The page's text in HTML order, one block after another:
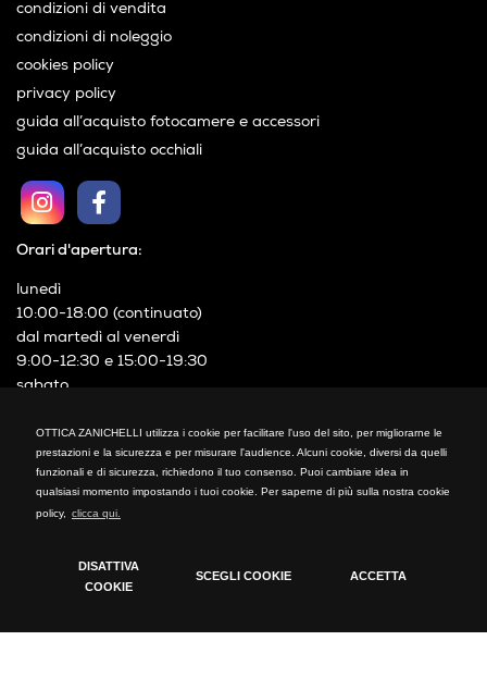
OTTICA ZANICHELLI utilizza i cookie per facilitare l'uso del sito, per migliorarne le
prestazioni e la sicurezza e per misurare l'audience. Alcuni cookie, diversi da quelli
funzionali e di sicurezza, richiedono il tuo consenso. Puoi cambiare idea in
qualsiasi momento impostando i tuoi cookie. Per saperne di più sulla nostra cookie
policy, clicca qui.
DISATTIVA
COOKIE
SCEGLI COOKIE ACCETTA
Tecnici
OTTICA ZANICHELLI
Via XXIV Maggio, 21
Telefono: +39 02 66300794
fax: +39 02 66300794
Orari d'apertura:
lunedì
10:00-18:00 (continuato)
dal martedì al venerdì
9:00-12:30 e 15:00-19:30
sabato
P.IVA 03641290154
condizioni di vendita
condizioni di noleggio
cookies policy
privacy policy
guida all’acquisto fotocamere e accessori
guida all’acquisto occhiali